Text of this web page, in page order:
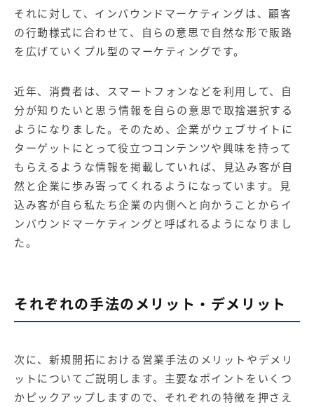
それに対して、インバウンドマーケティングは、顧客
の行動様式に合わせて、自らの意思で自然な形で販路
を広げていくプル型のマーケティングです。
近年、消費者は、スマートフォンなどを利用して、自
分が知りたいと思う情報を自らの意思で取捨選択する
ようになりました。そのため、企業がウェブサイトに
ターゲットにとって役立つコンテンツや興味を持って
もらえるような情報を掲載していれば、見込み客が自
然と企業に歩み寄ってくれるようになっています。見
込み客が自ら私たち企業の内側へと向かうことからイ
ンバウンドマーケティングと呼ばれるようになりまし
た。
それぞれの手法のメリット・デメリット
次に、新規開拓における営業手法のメリットやデメリ
ットについてご説明します。主要なポイントをいくつ
かピックアップしますので、それぞれの特徴を押さえ